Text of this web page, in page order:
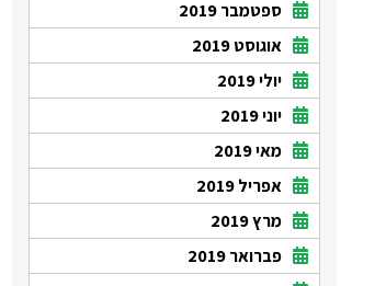
ספטמבר 2019
אוגוסט 2019
יולי 2019
יוני 2019
מאי 2019
אפריל 2019
מרץ 2019
פברואר 2019